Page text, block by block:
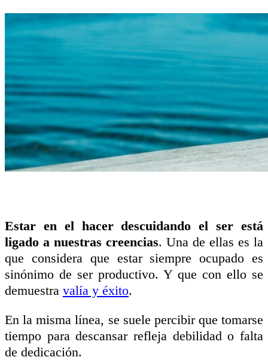
Estar en el hacer descuidando el ser está
ligado a nuestras creencias. Una de ellas es la
que considera que estar siempre ocupado es
sinónimo de ser productivo. Y que con ello se
demuestra valía y éxito.
En la misma línea, se suele percibir que tomarse
tiempo para descansar refleja debilidad o falta
de dedicación.